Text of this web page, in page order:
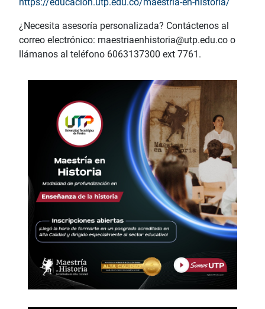
¿Necesita asesoría personalizada? Contáctenos al
correo electrónico: maestriaenhistoria@utp.edu.co o
llámanos al teléfono 6063137300 ext 7761.